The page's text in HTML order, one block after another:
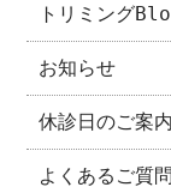
トリミング
お知らせ
休診日のご案内
よくあるご質問